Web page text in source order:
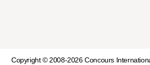
Copyright © 2008-2026 Concours